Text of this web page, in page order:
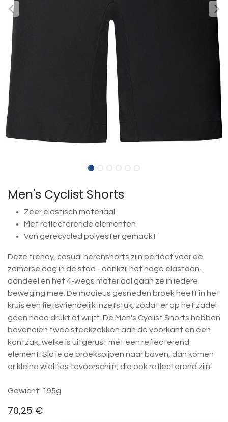
Men's Cyclist Shorts
Zeer elastisch materiaal
Met reflecterende elementen
Van gerecycled polyester gemaakt
Deze trendy, casual herenshorts zijn perfect voor de
zomerse dag in de stad - dankzij het hoge elastaan-
aandeel en het 4-wegs materiaal gaan ze in iedere
beweging mee. De modieus gesneden broek heeft in het
kruis een fietsvriendelijk inzetstuk, zodat er op het zadel
geen naad drukt of wrijft. De Men's Cyclist Shorts hebben
bovendien twee steekzakken aan de voorkant en een
kontzak, welke is uitgerust met een reflecterend
element. Sla je de broekspijpen naar boven, dan komen
er kleine wieltjes tevoorschijn, die ook reflecterend zijn.
Gewicht: 195g
70,25 €